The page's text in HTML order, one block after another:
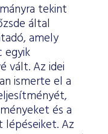
tekint
által
amely
egyik
vált. Az idei
ismerte el a
és a
Az